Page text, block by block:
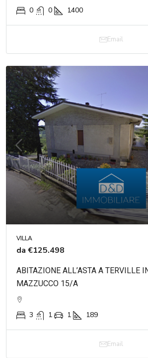
0 0 1400
Email
VILLA
da €125.498
ABITAZIONE ALL’ASTA A TERVILLE
MAZZUCCO 15/A
3 1 1 189
Email